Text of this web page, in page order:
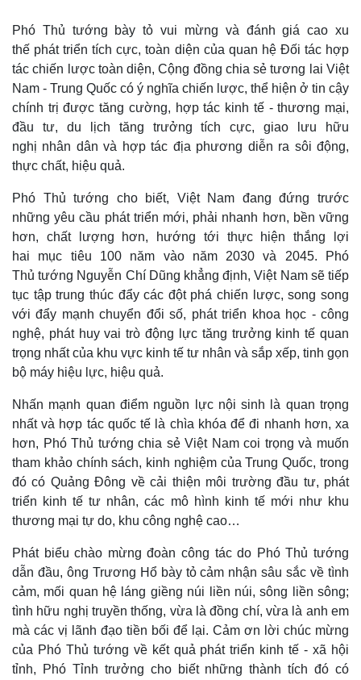
Thế giới
Quan sát
Cuộc sống đó đây
Hồ sơ
Multimedia
Video
Ảnh
E-Magazine
Infographic
Phó Thủ tướng bày tỏ vui mừng và đánh giá cao xu
thế phát triển tích cực, toàn diện của quan hệ Đối tác hợp
tác chiến lược toàn diện, Cộng đồng chia sẻ tương lai Việt
Nam - Trung Quốc có ý nghĩa chiến lược, thể hiện ở tin cậy
chính trị được tăng cường, hợp tác kinh tế - thương mại,
đầu tư, du lịch tăng trưởng tích cực, giao lưu hữu
nghị nhân dân và hợp tác địa phương diễn ra sôi động,
thực chất, hiệu quả.
Phó Thủ tướng cho biết, Việt Nam đang đứng trước
những yêu cầu phát triển mới, phải nhanh hơn, bền vững
hơn, chất lượng hơn, hướng tới thực hiện thắng lợi
hai mục tiêu 100 năm vào năm 2030 và 2045. Phó
Thủ tướng Nguyễn Chí Dũng khẳng định, Việt Nam sẽ tiếp
tục tập trung thúc đẩy các đột phá chiến lược, song song
với đẩy mạnh chuyển đổi số, phát triển khoa học - công
nghệ, phát huy vai trò động lực tăng trưởng kinh tế quan
trọng nhất của khu vực kinh tế tư nhân và sắp xếp, tinh gọn
bộ máy hiệu lực, hiệu quả.
Nhấn mạnh quan điểm nguồn lực nội sinh là quan trọng
nhất và hợp tác quốc tế là chìa khóa để đi nhanh hơn, xa
hơn, Phó Thủ tướng chia sẻ Việt Nam coi trọng và muốn
tham khảo chính sách, kinh nghiệm của Trung Quốc, trong
đó có Quảng Đông về cải thiện môi trường đầu tư, phát
triển kinh tế tư nhân, các mô hình kinh tế mới như khu
thương mại tự do, khu công nghệ cao…
Phát biểu chào mừng đoàn công tác do Phó Thủ tướng
dẫn đầu, ông Trương Hổ bày tỏ cảm nhận sâu sắc về tình
cảm, mối quan hệ láng giềng núi liền núi, sông liền sông;
tình hữu nghị truyền thống, vừa là đồng chí, vừa là anh em
mà các vị lãnh đạo tiền bối để lại. Cảm ơn lời chúc mừng
của Phó Thủ tướng về kết quả phát triển kinh tế - xã hội
tỉnh, Phó Tỉnh trưởng cho biết những thành tích đó có